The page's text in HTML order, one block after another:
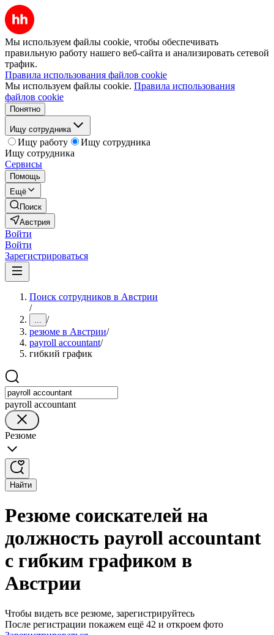
Мы используем файлы cookie, чтобы обеспечивать
правильную работу нашего веб-сайта и анализировать сетевой
трафик.
Правила использования файлов cookie
Мы используем файлы cookie. Правила использования
файлов cookie
Понятно
Ищу сотрудника
Ищу работу
Ищу сотрудника
Ищу сотрудника
Сервисы
Помощь
Ещё
Поиск
Австрия
Войти
Войти
Зарегистрироваться
Поиск сотрудников в Австрии
/
... /
резюме в Австрии/
payroll accountant/
гибкий график
payroll accountant
Резюме
Найти
Резюме соискателей на
должность payroll accountant
с гибким графиком в
Австрии
Чтобы видеть все резюме, зарегистрируйтесь
После регистрации покажем ещё 42 и откроем фото